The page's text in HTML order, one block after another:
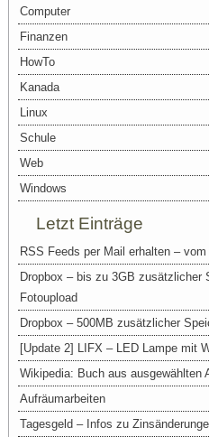
Computer
Finanzen
HowTo
Kanada
Linux
Schule
Web
Windows
Letzt Einträge
RSS Feeds per Mail erhalten –
Dropbox – bis zu 3GB zusätzlicher
Fotoupload
Dropbox – 500MB zusätzlicher
[Update 2] LIFX – LED Lampe mit
Wikipedia: Buch aus ausgewählten
Aufräumarbeiten
Tagesgeld – Infos zu